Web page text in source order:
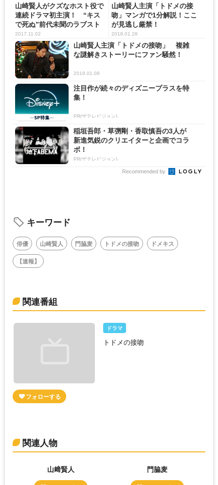
山崎賢人がクズなホスト役で
連続ドラマ初主演！ “キス
で死ぬ”前代未聞のラブスト
ー...
2017.11.02
山崎賢人主演「トドメの接
吻」マンガで1分解説！ここ
が見逃し厳禁！
2018.01.28
山崎賢人主演「トドメの接吻」 複雑
な謎解きストーリーにファン騒然！
2018.01.08
注目作が続々のディズニープラスを特
集！
PR(ザテレビジョン)
稲垣吾郎・草彅剛・香取慎吾の3人が
新進気鋭のクリエイターと企画でコラ
ボ！
PR(ザテレビジョン)
Recommended by
キーワード
俳優 山崎賢人 門脇麦 トドメの接吻
ドメキス
【速報】
関連番組
ドラマ
トドメの接吻
関連人物
山﨑賢人 門脇麦